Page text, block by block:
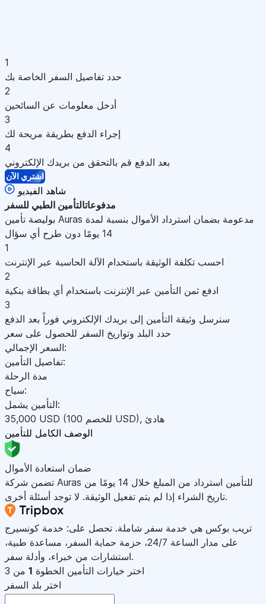
1
حدد تفاصيل السفر الخاصة بك
2
أدخل معلومات عن السائحين
3
إجراء الدفع بطريقة مريحة لك
4
بعد الدفع قم بالتحقق من بريدك الإلكتروني
اشتري الآن
شاهد الفيديو
مدفوعاتالتأمين الطبي للسفر
بوليصة تأمين Auras مدعومة بضمان استرداد الأموال بنسبة لمدة
14 يومًا دون طرح أي سؤال
1
احسب تكلفة الوثيقة باستخدام الآلة الحاسبة عبر الإنترنت
2
ادفع ثمن التأمين عبر الإنترنت باستخدام أي بطاقة بنكية
3
سنرسل وثيقة التأمين إلى بريدك الإلكتروني فوراً بعد الدفع
حدد البلد وتواريخ السفر للحصول على سعر
السعر الإجمالي:
تفاصيل التأمين:
مدة الرحلة
سياح:
التأمين يشمل:
35,000 USD USD), هادئ
الوصف الكامل للتأمين
ضمان استعادة الأموال
تضمن شركة Auras للتأمين استرداد من المبلغ خلال 14 يومًا من
تاريخ الشراء إذا لم يتم تفعيل الوثيقة. لا توجد أسئلة أخرى.
تريب بوكس هي خدمة سفر شاملة. تحصل على: خدمة كونسيرج
على مدار الساعة 24/7، حزمة حماية السفر، مساعدة طبية،
استشارات من خبراء، وأدلة سفر.
اختر خيارات التأمين الخطوة 1 من 3
اختر بلد السفر